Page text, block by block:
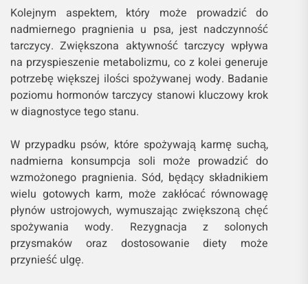
Kolejnym aspektem, który może prowadzić do
nadmiernego pragnienia u psa, jest nadczynność
tarczycy. Zwiększona aktywność tarczycy wpływa
na przyspieszenie metabolizmu, co z kolei generuje
potrzebę większej ilości spożywanej wody. Badanie
poziomu hormonów tarczycy stanowi kluczowy krok
w diagnostyce tego stanu.
W przypadku psów, które spożywają karmę suchą,
nadmierna konsumpcja soli może prowadzić do
wzmożonego pragnienia. Sód, będący składnikiem
wielu gotowych karm, może zakłócać równowagę
płynów ustrojowych, wymuszając zwiększoną chęć
spożywania wody. Rezygnacja z solonych
przysmaków oraz dostosowanie diety może
przynieść ulgę.